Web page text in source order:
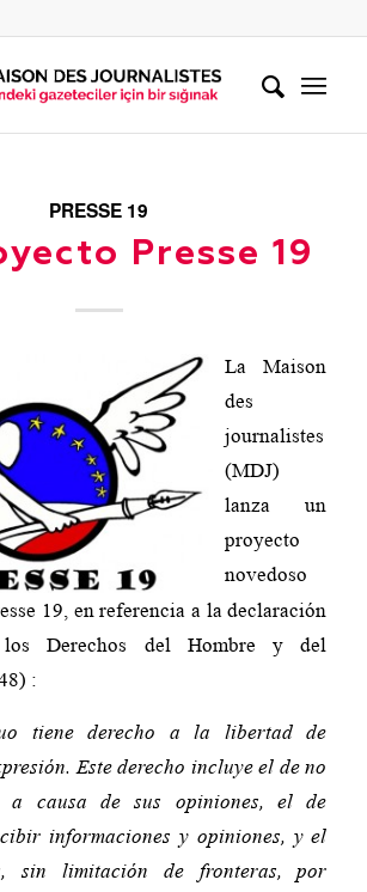
PRESSE 19
Presse 19
La Maison
des
journalistes
(MDJ)
lanza un
proyecto
novedoso
19, en referencia a la declaración
Derechos del Hombre y del
:
tiene derecho a la libertad de
Este derecho incluye el de no
a causa de sus opiniones, el de
informaciones y opiniones, y el
sin limitación de fronteras, por